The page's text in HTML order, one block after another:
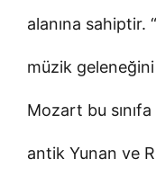
alanına sahiptir.
müzik
Mozart bu
antik Yunan ve